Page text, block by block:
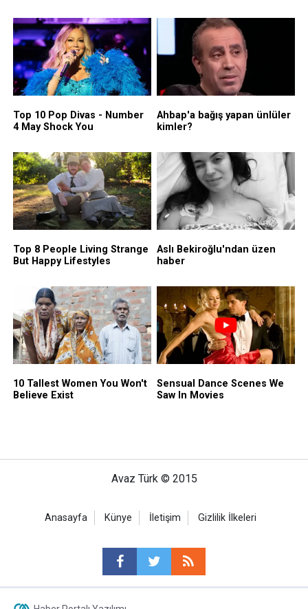
Avaz Türk © 2015
Anasayfa Künye İletişim Gizlilik İlkeleri